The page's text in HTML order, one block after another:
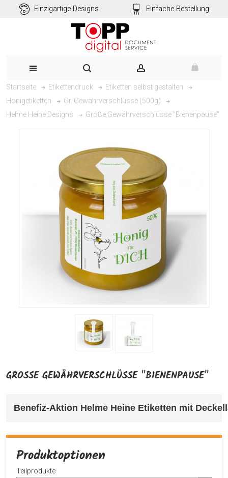
Einzigartige Designs Einfache Bestellung
Startseite Etikettendruck
Etiketten selbst gestalten
Honigetiketten
Gr. Gewährverschlüsse (500g)
Helme Heine Designs
Große Gewährverschlüsse "Bienenpause"
GROSSE GEWÄHRVERSCHLÜSSE "BIENENPAUSE"
Benefiz-Aktion Helme Heine Etiketten mit
Produktoptionen
Teilprodukte